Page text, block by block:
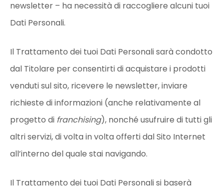
newsletter – ha necessità di raccogliere alcuni tuoi
Dati Personali.
Il Trattamento dei tuoi Dati Personali sarà condotto
dal Titolare per consentirti di acquistare i prodotti
venduti sul sito, ricevere le newsletter, inviare
richieste di informazioni (anche relativamente al
progetto di franchising), nonché usufruire di tutti gli
altri servizi, di volta in volta offerti dal Sito Internet
all’interno del quale stai navigando.
Il Trattamento dei tuoi Dati Personali si baserà